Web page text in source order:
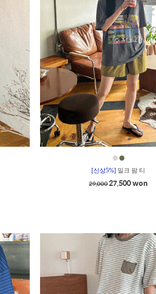
●●
[신상5%] 밀크 팜 티
29,00027,500 won